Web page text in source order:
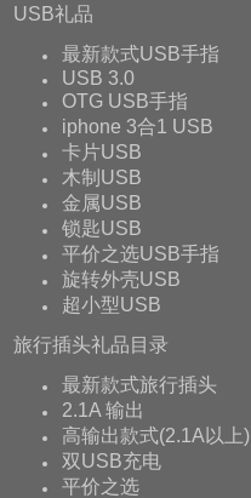
USB礼品
最新款式USB手指
USB 3.0
OTG USB手指
iphone 3合1 USB
卡片USB
木制USB
金属USB
锁匙USB
平价之选USB手指
旋转外壳USB
超小型USB
旅行插头礼品目录
最新款式旅行插头
2.1A 输出
高输出款式(2.1A以上)
双USB充电
平价之选